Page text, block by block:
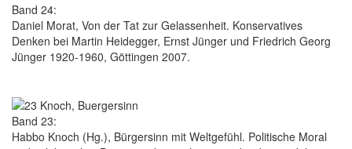
Band 24:
Daniel Morat, Von der Tat zur Gelassenheit. Konservatives
Denken bei Martin Heidegger, Ernst Jünger und Friedrich Georg
Jünger 1920-1960, Göttingen 2007.
Band 23:
Habbo Knoch (Hg.), Bürgersinn mit Weltgefühl. Politische Moral